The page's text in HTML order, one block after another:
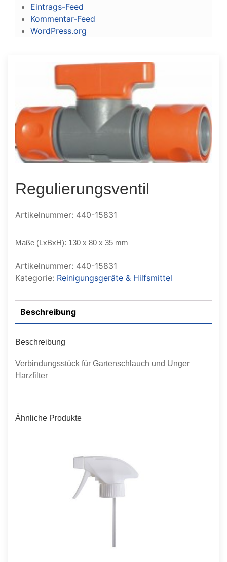
Eintrags-Feed
Kommentar-Feed
WordPress.org
Regulierungsventil
Artikelnummer: 440-15831
Maße (LxBxH): 130 x 80 x 35 mm
Artikelnummer: 440-15831
Kategorie: Reinigungsgeräte & Hilfsmittel
Beschreibung
Beschreibung
Verbindungsstück für Gartenschlauch und Unger
Harzfilter
Ähnliche Produkte